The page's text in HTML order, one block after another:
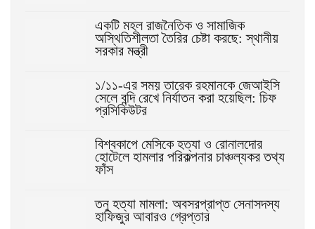
একটি মহল রাজনৈতিক ও সামাজিক
অস্থিতিশীলতা তৈরির চেষ্টা করছে: স্থানীয়
সরকার মন্ত্রী
১/১১-এর সময় তারেক রহমানকে জেআইসি
সেলে বন্দি রেখে নির্যাতন করা হয়েছিল: চিফ
প্রসিকিউটর
বিশ্বকাপে মেসিকে হত্যা ও রোনালদোর
হোটেলে হামলার পরিকল্পনার চাঞ্চল্যকর তথ্য
ফাঁস
তনু হত্যা মামলা: অবসরপ্রাপ্ত সেনাসদস্য
হাফিজুর আবারও গ্রেপ্তার